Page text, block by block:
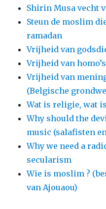
Shirin Musa vecht
Steun de moslim
ramadan
Vrijheid van
Vrijheid van
Vrijheid van
(Belgische
Wat is religie, wat
Why should the
music (salafisten
Why we need a
secularism
Wie is moslim ?
van Ajouaou)